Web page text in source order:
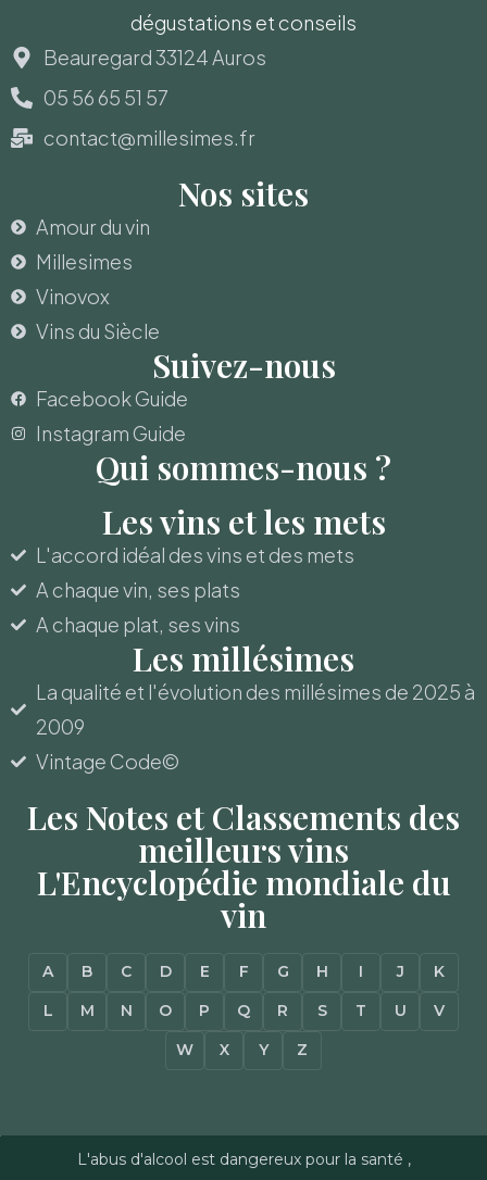
dégustations et conseils
Beauregard 33124 Auros
05 56 65 51 57
contact@millesimes.fr
Nos sites
Amour du vin
Millesimes
Vinovox
Vins du Siècle
Suivez-nous
Facebook Guide
Instagram Guide
Qui sommes-nous ?
Les vins et les mets
L'accord idéal des vins et des mets
A chaque vin, ses plats
A chaque plat, ses vins
Les millésimes
La qualité et l'évolution des millésimes de 2025 à
2009
Vintage Code©
Les Notes et Classements des
meilleurs vins
L'Encyclopédie mondiale du
vin
A B C D E F G H I J
K
L
M N O P Q R S T U
V
W
X Y Z
L'abus d'alcool est dangereux pour la santé ,